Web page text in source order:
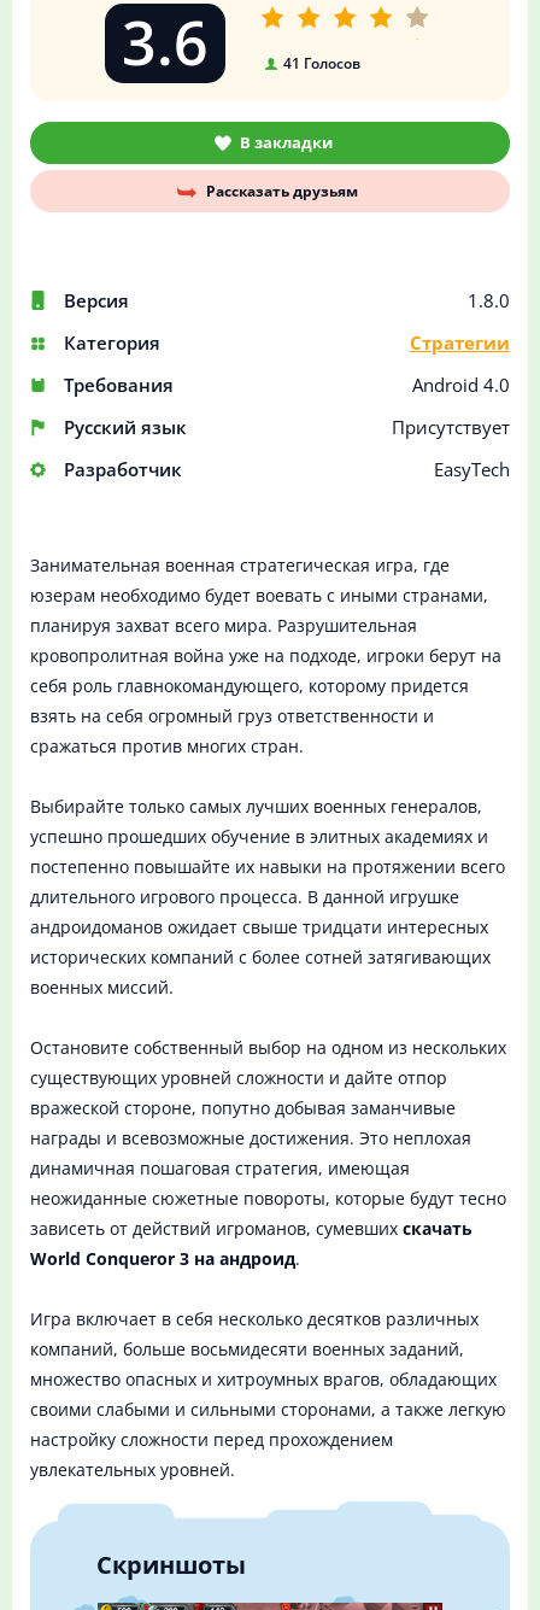
Версия
1.8.0
Категория
Стратегии
Требования
Android 4.0
Русский язык
Присутствует
Разработчик
EasyTech
3.6 41 Голосов
В закладки
Рассказать друзьям
Занимательная военная стратегическая игра, где
юзерам необходимо будет воевать с иными странами,
планируя захват всего мира. Разрушительная
кровопролитная война уже на подходе, игроки берут на
себя роль главнокомандующего, которому придется
взять на себя огромный груз ответственности и
сражаться против многих стран.
Выбирайте только самых лучших военных генералов,
успешно прошедших обучение в элитных академиях и
постепенно повышайте их навыки на протяжении всего
длительного игрового процесса. В данной игрушке
андроидоманов ожидает свыше тридцати интересных
исторических компаний с более сотней затягивающих
военных миссий.
Остановите собственный выбор на одном из нескольких
существующих уровней сложности и дайте отпор
вражеской стороне, попутно добывая заманчивые
награды и всевозможные достижения. Это неплохая
динамичная пошаговая стратегия, имеющая
неожиданные сюжетные повороты, которые будут тесно
зависеть от действий игроманов, сумевших скачать
World Conqueror 3 на андроид.
Игра включает в себя несколько десятков различных
компаний, больше восьмидесяти военных заданий,
множество опасных и хитроумных врагов, обладающих
своими слабыми и сильными сторонами, а также легкую
настройку сложности перед прохождением
увлекательных уровней.
Скриншоты